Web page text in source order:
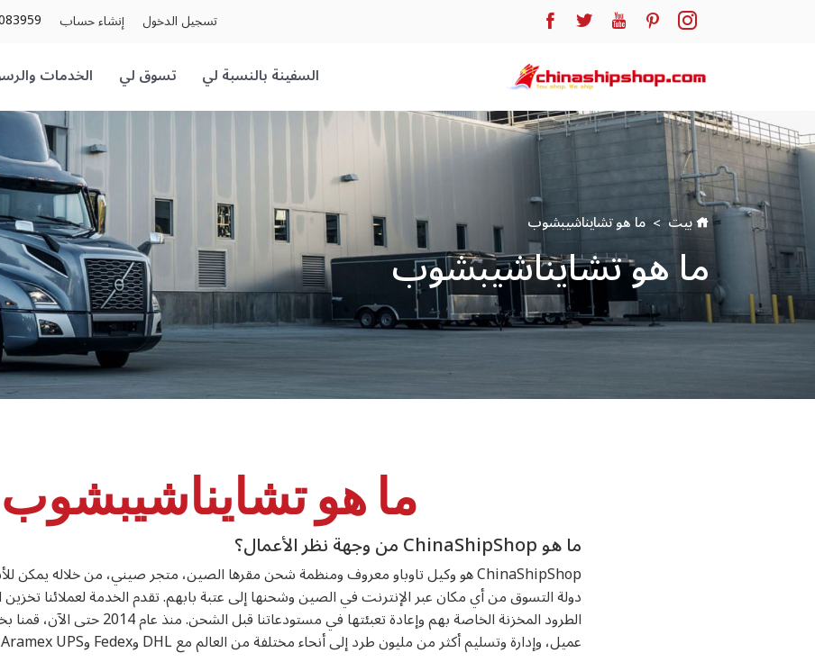
تسجيل الدخول إنشاء حساب
السفينة بالنسبة لي تسوق لي الخدمات
بيت ما هو تشايناشيبشوب
ما هو تشايناشيبشوب
ما هو تشايناشيبشوب
ما هو ChinaShipShop من وجهة نظر الأعمال؟
دولة التسوق من أي مكان عبر الإنترنت في الصين وشحنها إلى عتبة بابهم. تقدم الخدمة لعملائنا
عميل، وإدارة وتسليم أكثر من مليون طرد إلى أنحاء مختلفة من العالم مع DHL وFedex وAramex UPS وما إلى ذلك.